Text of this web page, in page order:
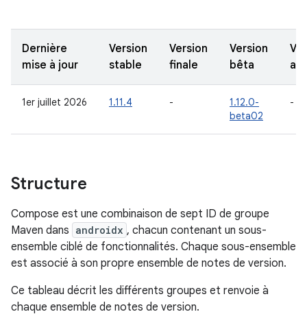
Dernière
mise à jour
Version
stable
Version
finale
Version
bêta
1er juillet 2026 1.11.4 -
1.12.0-
beta02
-
Structure
Compose est une combinaison de sept ID de groupe
Maven dans androidx , chacun contenant un sous-
ensemble ciblé de fonctionnalités. Chaque sous-ensemble
est associé à son propre ensemble de notes de version.
Ce tableau décrit les différents groupes et renvoie à
chaque ensemble de notes de version.